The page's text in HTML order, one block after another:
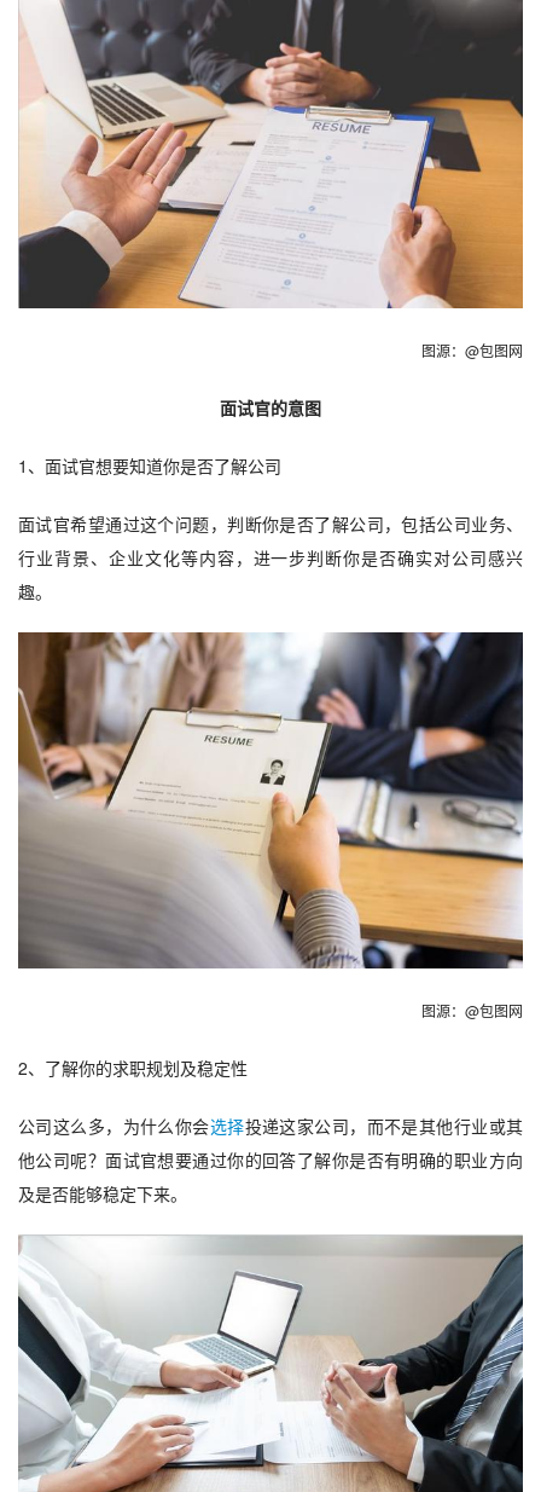
图源：@包图网
面试官的意图
1、面试官想要知道你是否了解公司
面试官希望通过这个问题，判断你是否了解公司，包括公司业务、
行业背景、企业文化等内容，进一步判断你是否确实对公司感兴
趣。
图源：@包图网
2、了解你的求职规划及稳定性
公司这么多，为什么你会选择投递这家公司，而不是其他行业或其
他公司呢？面试官想要通过你的回答了解你是否有明确的职业方向
及是否能够稳定下来。